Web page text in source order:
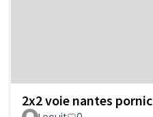
2x2 voie nantes pornic